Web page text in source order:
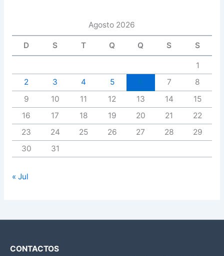
Agosto 2026
D S T Q Q S S
1
2
3 4 5 7
8
9
10 11 12 13 14
15
16
17 18 19 20 21
22
23
24 25 26 27 28
29
30
31
« Jul
CONTACTOS